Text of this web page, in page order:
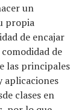
un
propia
de encajar
de
las principales
aplicaciones
clases en